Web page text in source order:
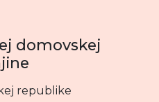
domovskej
republike